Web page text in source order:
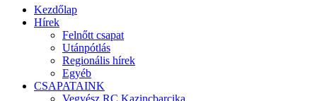
Kezdőlap
Hírek
Felnőtt csapat
Utánpótlás
Regionális hírek
Egyéb
CSAPATAINK